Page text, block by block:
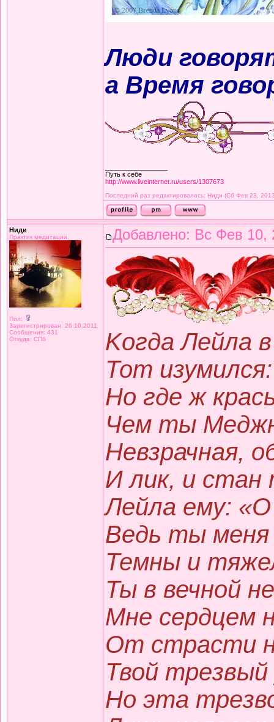
Люди
а Время
Путь к себе
http://www.liveinternet.ru/users/1307673
Последний раз редактировалось: Ниди (Сб Фев 23,
Ниди
Практик медитации.
Пол:
Зарегистрирован: 26.10.2011
Сообщения: 431
Откуда: СПб
Добавлено: Вс Фев 10,
Kогда Лейла
Тот
Но где ж
Чем ты
Невзрачная,
И лик, и стан
Лейла ему: «О
Ведь ты меня
Темны и
Ты в вечной
Мне сердцем
От страсти
Твой трезвый
Но эта